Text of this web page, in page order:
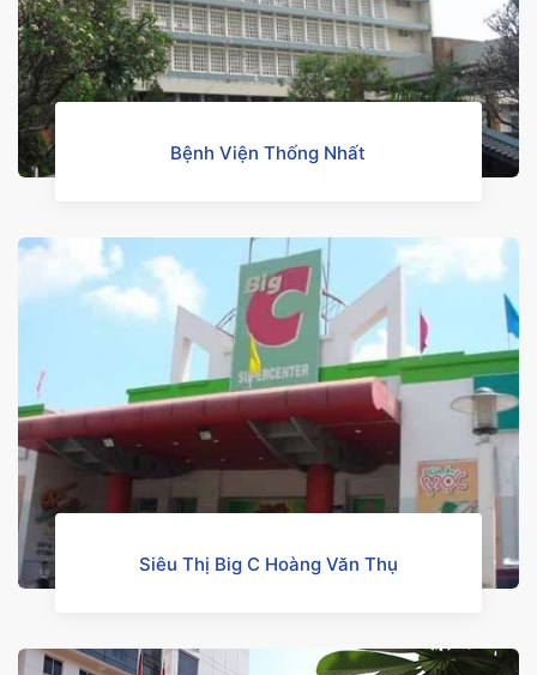
Bệnh Viện Thống Nhất
Siêu Thị Big C Hoàng Văn Thụ